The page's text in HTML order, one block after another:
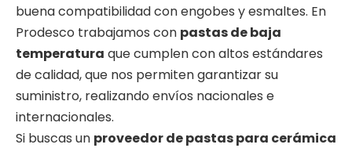
buena compatibilidad con engobes y esmaltes. En
Prodesco trabajamos con pastas de baja
temperatura que cumplen con altos estándares
de calidad,que nos permiten garantizar su
suministro, realizando envíos nacionales e
internacionales.
Si buscas un proveedor de pastas para cerámica